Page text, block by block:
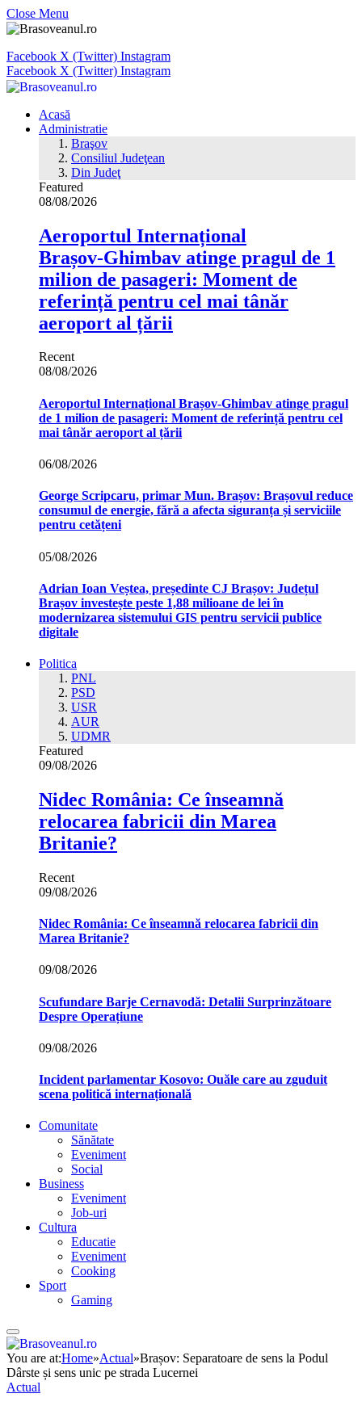
Close Menu
Facebook X (Twitter) Instagram
Facebook X (Twitter) Instagram
Acasă
Administratie
Braşov
Consiliul Judeţean
Din Judeţ
Featured
08/08/2026
Aeroportul Internațional
Brașov‑Ghimbav atinge pragul de 1
milion de pasageri: Moment de
referință pentru cel mai tânăr
aeroport al țării
Recent
08/08/2026
Aeroportul Internațional Brașov‑Ghimbav atinge pragul
de 1 milion de pasageri: Moment de referință pentru cel
mai tânăr aeroport al țării
06/08/2026
George Scripcaru, primar Mun. Brașov: Brașovul reduce
consumul de energie, fără a afecta siguranța și serviciile
pentru cetățeni
05/08/2026
Adrian Ioan Veștea, președinte CJ Brașov: Județul
Brașov investește peste 1,88 milioane de lei în
modernizarea sistemului GIS pentru servicii publice
digitale
Politica
PNL
PSD
USR
AUR
UDMR
Featured
09/08/2026
Nidec România: Ce înseamnă
relocarea fabricii din Marea
Britanie?
Recent
09/08/2026
Nidec România: Ce înseamnă relocarea fabricii din
Marea Britanie?
09/08/2026
Scufundare Barje Cernavodă: Detalii Surprinzătoare
Despre Operațiune
09/08/2026
Incident parlamentar Kosovo: Ouăle care au zguduit
scena politică internațională
Comunitate
Sănătate
Eveniment
Social
Business
Eveniment
Job-uri
Cultura
Educatie
Eveniment
Cooking
Sport
Gaming
You are at:Home»Actual»Brașov: Separatoare de sens la Podul
Dârste și sens unic pe strada Lucernei
Actual